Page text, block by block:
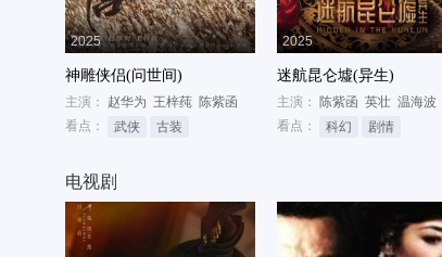
2025
神雕侠侣(问世间)
主演： 赵华为 王梓莼 陈紫函
看点：
武侠 古装
2025
迷航昆仑墟(异生)
主演： 陈紫函 英壮 温海波
看点：
科幻 剧情
电视剧